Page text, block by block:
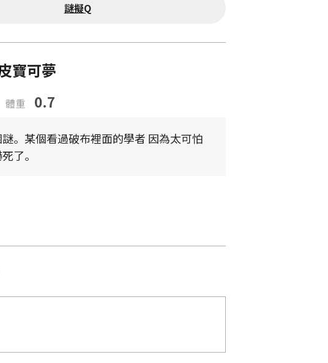
謎擬Q
寶可夢
體重 0.7
。某個看過破布裡面的學者 因為太可怕
了。